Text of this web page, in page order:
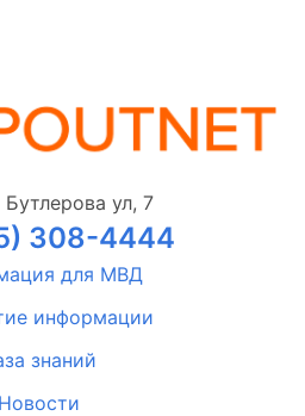
ул, 7
308-4444
для МВД
информации
знаний
Новости